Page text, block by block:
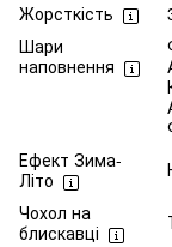
Жорсткість
Шари
наповнення
Ефект Зима-
Літо
Чохол на
блискавці